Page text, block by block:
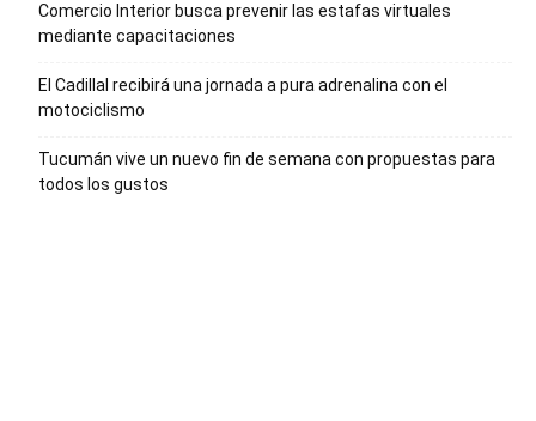
Comercio Interior busca prevenir las estafas virtuales
mediante capacitaciones
El Cadillal recibirá una jornada a pura adrenalina con el
motociclismo
Tucumán vive un nuevo fin de semana con propuestas para
todos los gustos